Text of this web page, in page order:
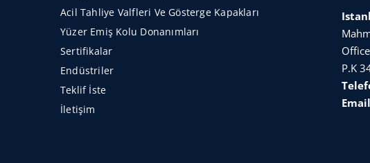
Acil Tahliye Valfleri Ve Gösterge Kapakları
Yüzer Emiş Kolu Donanımları
Sertifikalar
Endüstriler
Teklif İste
İletişim
P.K
Email